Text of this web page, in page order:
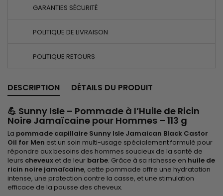
GARANTIES SÉCURITÉ
POLITIQUE DE LIVRAISON
POLITIQUE RETOURS
DESCRIPTION DÉTAILS DU PRODUIT
💪 Sunny Isle – Pommade à l’Huile de Ricin
Noire Jamaïcaine pour Hommes – 113 g
La pommade capillaire Sunny Isle Jamaican Black Castor
Oil for Men est un soin multi-usage spécialement formulé pour
répondre aux besoins des hommes soucieux de la santé de
leurs cheveux et de leur barbe. Grâce à sa richesse en huile de
ricin noire jamaïcaine, cette pommade offre une hydratation
intense, une protection contre la casse, et une stimulation
efficace de la pousse des cheveux.